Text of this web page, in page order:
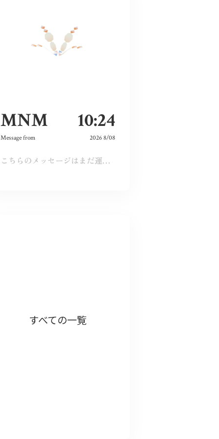
MNM 10:24
Message from 2026 8/08
こちらのメッセージはまだ運営承認前となります。しばらくおまちください。
すべての一覧